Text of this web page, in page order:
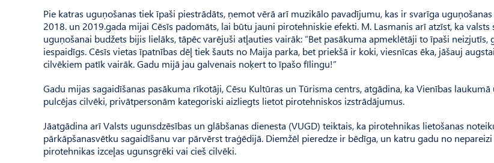
Pie katras uguņošanas tiek īpaši piestrādāts, ņemot vērā arī muzikālo pavadījumu, kas ir svarīga
2018. un 2019.gada mijai Cēsīs padomāts, lai būtu jauni pirotehniskie efekti. M. Lasmanis arī atzīst, ka valsts
uguņošanai budžets bijis lielāks, tāpēc varējuši atļauties vairāk: “Bet pasākuma apmeklētāji to īpaši neizjutīs,
iespaidīgs. Cēsīs vietas īpatnības dēļ tiek šauts no Maija parka, bet priekšā ir koki, viesnīcas ēka, jāšauj
cilvēkiem patīk vairāk. Gadu mijā jau galvenais noķert to īpašo fīlingu!”
Gadu mijas sagaidīšanas pasākuma rīkotāji, Cēsu Kultūras un Tūrisma centrs, atgādina, ka Vienības
pulcējas cilvēki, privātpersonām kategoriski aizliegts lietot pirotehniskos izstrādājumus.
Jāatgādina arī Valsts ugunsdzēsības un glābšanas dienesta (VUGD) teiktais, ka pirotehnikas lietošanas
pārkāpšanasvētku sagaidīšanu var pārvērst traģēdijā. Diemžēl pieredze ir bēdīga, un katru gadu no
pirotehnikas izceļas ugunsgrēki vai cieš cilvēki.